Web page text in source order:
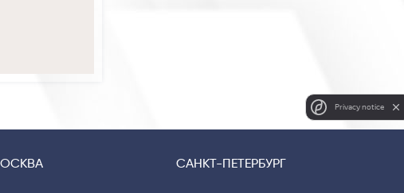
САНКТ-ПЕТЕРБУРГ
Privacy notice